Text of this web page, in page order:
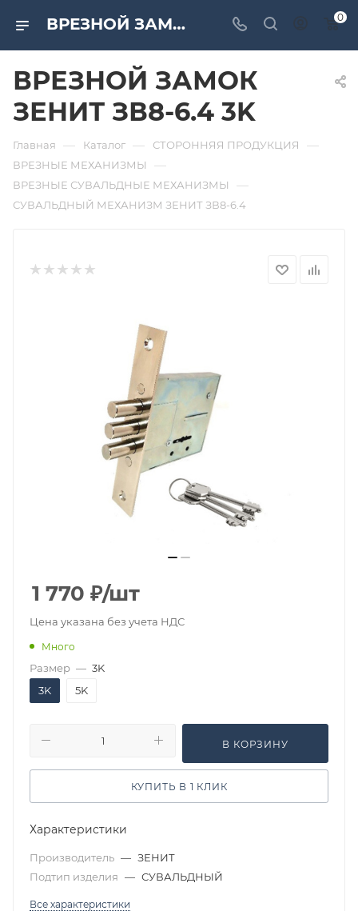
ВРЕЗНОЙ ЗАМОК ЗЕНИТ ЗВ8-6.4 3K. Дверная и мебельная фурнитура САМИР-КИЛИТ | Оптовые поставки 0
ВРЕЗНОЙ ЗАМОК
ЗЕНИТ ЗВ8-6.4 3K
Главная — Каталог — СТОРОННЯЯ ПРОДУКЦИЯ —
ВРЕЗНЫЕ МЕХАНИЗМЫ —
ВРЕЗНЫЕ СУВАЛЬДНЫЕ МЕХАНИЗМЫ —
СУВАЛЬДНЫЙ МЕХАНИЗМ ЗЕНИТ ЗВ8-6.4
1 770 ₽/шт
Цена указана без учета НДС
Много
Размер — 3K
3K
5K
В КОРЗИНУ
КУПИТЬ В 1 КЛИК
Характеристики
Производитель — ЗЕНИТ
Подтип изделия — СУВАЛЬДНЫЙ
Все характеристики